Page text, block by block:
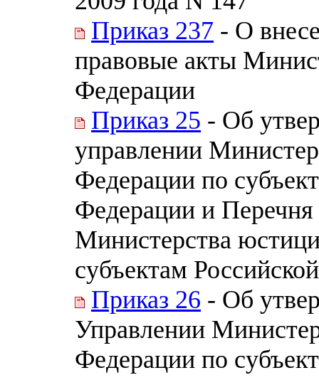
Приказ 237 - О
правовые акты
Федерации
Приказ 25 - Об
управлении
Федерации по
Федерации и
Министерства
субъектам
Приказ 26 - Об
Управлении
Федерации по